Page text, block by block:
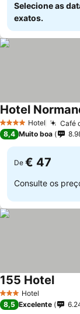
Selecione as
exatos.
4 EstrelasHotel Café
Hotel
8,4 Muito boa
De € 47
Consulte os
3 EstrelasHotel
155 Hotel
8,5 Excelente